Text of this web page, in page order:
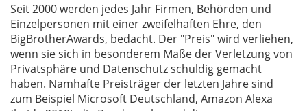
Seit 2000 werden jedes Jahr Firmen, Behörden und
Einzelpersonen mit einer zweifelhaften Ehre, den
BigBrotherAwards, bedacht. Der "Preis" wird verliehen,
wenn sie sich in besonderem Maße der Verletzung von
Privatsphäre und Datenschutz schuldig gemacht
haben. Namhafte Preisträger der letzten Jahre sind
zum Beispiel Microsoft Deutschland, Amazon Alexa